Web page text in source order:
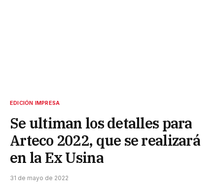
EDICIÓN IMPRESA
Se ultiman los detalles para
Arteco 2022, que se realizará
en la Ex Usina
31 de mayo de 2022